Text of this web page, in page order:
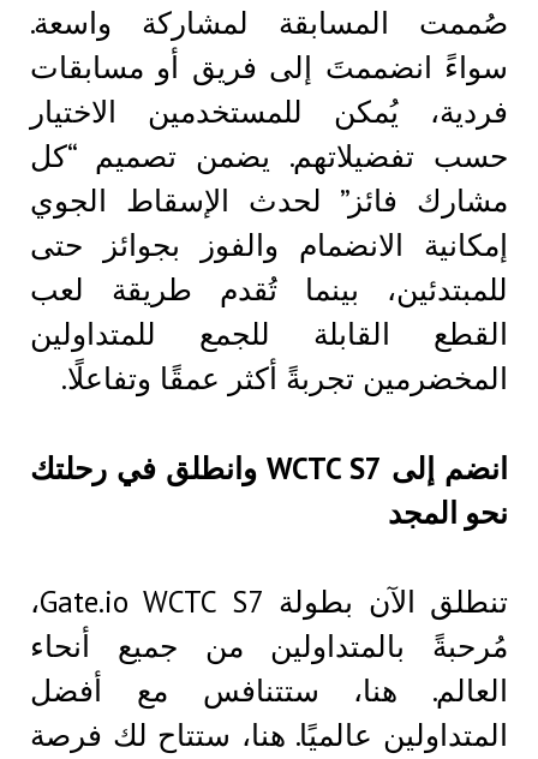
صُممت المسابقة لمشاركة واسعة.
سواءً انضممتَ إلى فريق أو مسابقات
فردية، يُمكن للمستخدمين الاختيار
حسب تفضيلاتهم. يضمن تصميم “كل
مشارك فائز” لحدث الإسقاط الجوي
إمكانية الانضمام والفوز بجوائز حتى
للمبتدئين، بينما تُقدم طريقة لعب
القطع القابلة للجمع للمتداولين
المخضرمين تجربةً أكثر عمقًا وتفاعلًا.
انضم إلى WCTC S7 وانطلق في رحلتك
نحو المجد
تنطلق الآن بطولة Gate.io WCTC S7،
مُرحبةً بالمتداولين من جميع أنحاء
العالم. هنا، ستتنافس مع أفضل
المتداولين عالميًا. هنا، ستتاح لك فرصة